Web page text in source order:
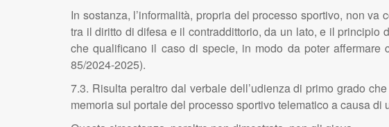
In sostanza, l’informalità, propria del processo sportivo, non
tra il diritto di difesa e il contraddittorio, da un lato, e il principio
che qualificano il caso di specie, in modo da poter
85/2024-2025).
7.3. Risulta peraltro dal verbale dell’udienza di primo grado
memoria sul portale del processo sportivo telematico a causa di